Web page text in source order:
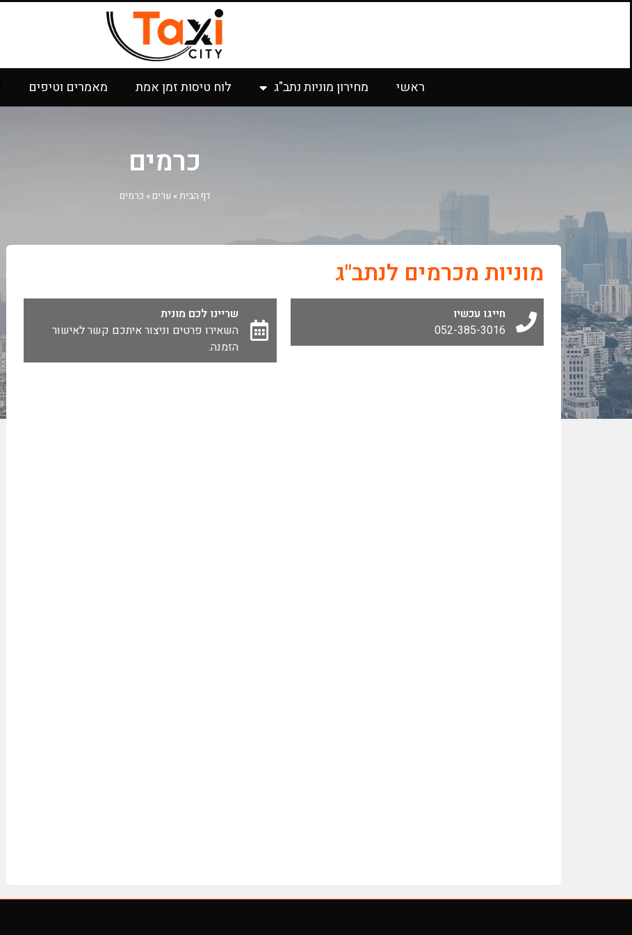
ראשי מחירון מוניות נתב"ג לוח טיסות זמן אמת מאמרים וטיפים
כרמים
דף הבית» ערים » כרמים
מוניות מכרמים לנתב"ג
חייגו עכשיו
052-385-3016
שריינו לכם מונית
השאירו פרטים וניצור איתכם קשר לאישור
הזמנה.